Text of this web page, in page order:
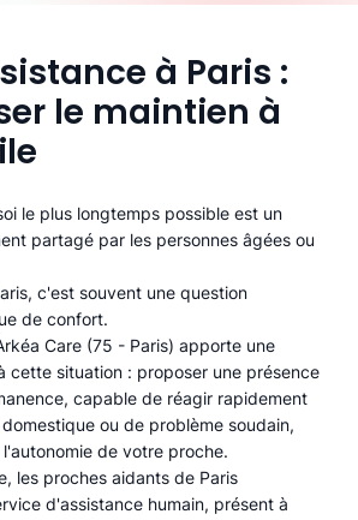
à Paris :
le maintien à
le plus longtemps possible est un
partagé par les personnes âgées ou
c'est souvent une question
de confort.
Care (75 - Paris) apporte une
cette situation : proposer une présence
capable de réagir rapidement
ou de problème soudain,
de votre proche.
les proches aidants de Paris
d'assistance humain, présent à